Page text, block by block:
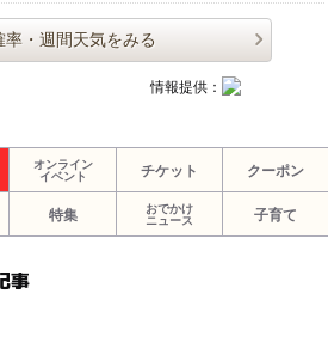
率・週間天気をみる
情報提供：
オンライン
イベント
チケット クーポン
特集
おでかけ
ニュース
子育て
事